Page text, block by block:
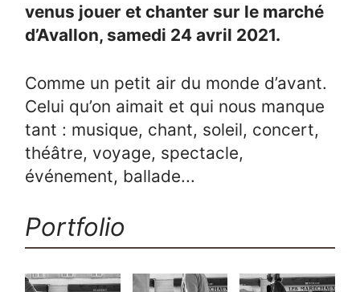
venus jouer et chanter sur le marché
d’Avallon, samedi 24 avril 2021.
Comme un petit air du monde d’avant.
Celui qu’on aimait et qui nous manque
tant : musique, chant, soleil, concert,
théâtre, voyage, spectacle,
événement, ballade...
Portfolio